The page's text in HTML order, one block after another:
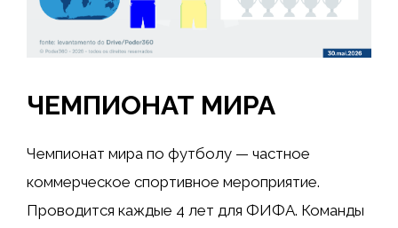
ЧЕМПИОНАТ МИРА
Чемпионат мира по футболу — частное
коммерческое спортивное мероприятие.
Проводится каждые 4 лет для ФИФА. Команды